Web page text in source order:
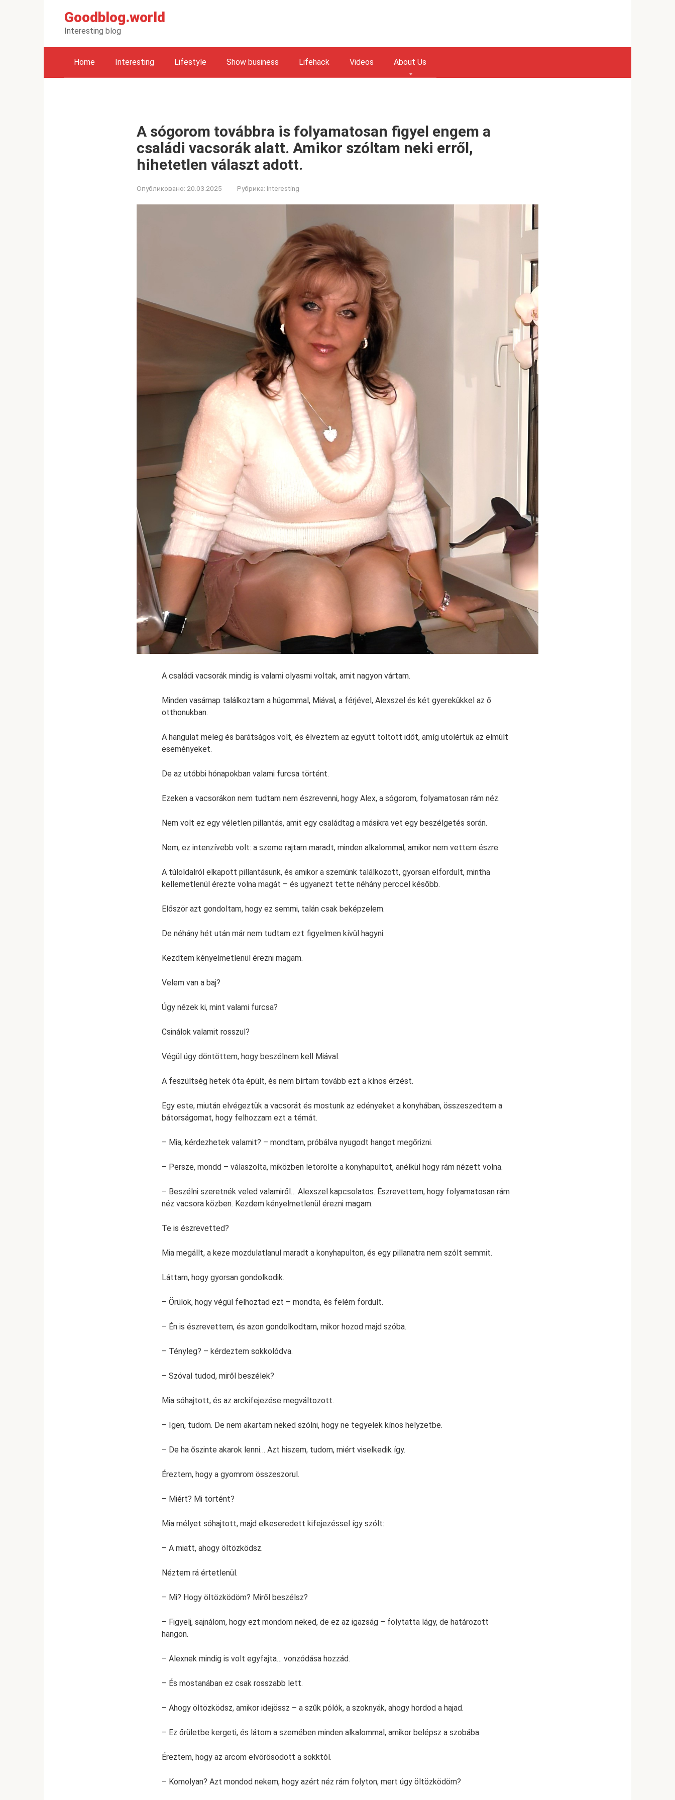
Goodblog.world
Interesting blog
Home Interesting Lifestyle Show business Lifehack Videos About Us
A sógorom továbbra is folyamatosan figyel engem a
családi vacsorák alatt. Amikor szóltam neki erről,
hihetetlen választ adott.
Опубликовано: 20.03.2025 Рубрика: Interesting
A családi vacsorák mindig is valami olyasmi voltak, amit nagyon vártam.
Minden vasárnap találkoztam a húgommal, Miával, a férjével, Alexszel és két gyerekükkel az ő
otthonukban.
A hangulat meleg és barátságos volt, és élveztem az együtt töltött időt, amíg utolértük az elmúlt
eseményeket.
De az utóbbi hónapokban valami furcsa történt.
Ezeken a vacsorákon nem tudtam nem észrevenni, hogy Alex, a sógorom, folyamatosan rám néz.
Nem volt ez egy véletlen pillantás, amit egy családtag a másikra vet egy beszélgetés során.
Nem, ez intenzívebb volt: a szeme rajtam maradt, minden alkalommal, amikor nem vettem észre.
A túloldalról elkapott pillantásunk, és amikor a szemünk találkozott, gyorsan elfordult, mintha
kellemetlenül érezte volna magát – és ugyanezt tette néhány perccel később.
Először azt gondoltam, hogy ez semmi, talán csak beképzelem.
De néhány hét után már nem tudtam ezt figyelmen kívül hagyni.
Kezdtem kényelmetlenül érezni magam.
Velem van a baj?
Úgy nézek ki, mint valami furcsa?
Csinálok valamit rosszul?
Végül úgy döntöttem, hogy beszélnem kell Miával.
A feszültség hetek óta épült, és nem bírtam tovább ezt a kínos érzést.
Egy este, miután elvégeztük a vacsorát és mostunk az edényeket a konyhában, összeszedtem a
bátorságomat, hogy felhozzam ezt a témát.
– Mia, kérdezhetek valamit? – mondtam, próbálva nyugodt hangot megőrizni.
– Persze, mondd – válaszolta, miközben letörölte a konyhapultot, anélkül hogy rám nézett volna.
– Beszélni szeretnék veled valamiről… Alexszel kapcsolatos. Észrevettem, hogy folyamatosan rám
néz vacsora közben. Kezdem kényelmetlenül érezni magam.
Te is észrevetted?
Mia megállt, a keze mozdulatlanul maradt a konyhapulton, és egy pillanatra nem szólt semmit.
Láttam, hogy gyorsan gondolkodik.
– Örülök, hogy végül felhoztad ezt – mondta, és felém fordult.
– Én is észrevettem, és azon gondolkodtam, mikor hozod majd szóba.
– Tényleg? – kérdeztem sokkolódva.
– Szóval tudod, miről beszélek?
Mia sóhajtott, és az arckifejezése megváltozott.
– Igen, tudom. De nem akartam neked szólni, hogy ne tegyelek kínos helyzetbe.
– De ha őszinte akarok lenni… Azt hiszem, tudom, miért viselkedik így.
Éreztem, hogy a gyomrom összeszorul.
– Miért? Mi történt?
Mia mélyet sóhajtott, majd elkeseredett kifejezéssel így szólt:
– A miatt, ahogy öltözködsz.
Néztem rá értetlenül.
– Mi? Hogy öltözködöm? Miről beszélsz?
– Figyelj, sajnálom, hogy ezt mondom neked, de ez az igazság – folytatta lágy, de határozott
hangon.
– Alexnek mindig is volt egyfajta… vonzódása hozzád.
– És mostanában ez csak rosszabb lett.
– Ahogy öltözködsz, amikor idejössz – a szűk pólók, a szoknyák, ahogy hordod a hajad.
– Ez őrületbe kergeti, és látom a szemében minden alkalommal, amikor belépsz a szobába.
Éreztem, hogy az arcom elvörösödött a sokktól.
– Komolyan? Azt mondod nekem, hogy azért néz rám folyton, mert úgy öltözködöm?